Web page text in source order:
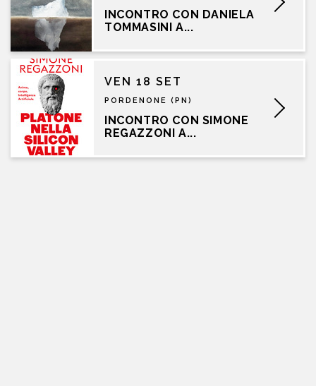
INCONTRO CON DANIELA
TOMMASINI A...
VEN 18 SET
PORDENONE (PN)
INCONTRO CON SIMONE
REGAZZONI A...